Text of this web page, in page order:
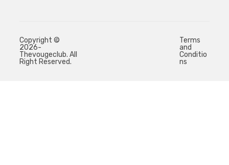
Copyright ©
2026-
Thevougeclub. All
Right Reserved.
Terms
and
Conditio
ns